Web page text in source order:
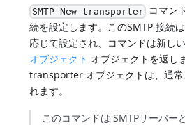
SMTP New transporter コマン
続を設定します。このSMTP 接続は
応じて設定され、コマンドは新し
オブジェクト オブジェクトを返し
transporter オブジェクトは、通常
れます。
このコマンドは SMTPサーバー